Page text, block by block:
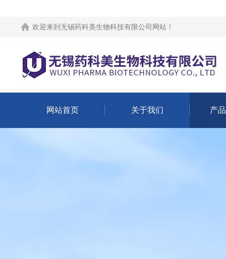
欢迎来到 无锡药科美生物科技有限公司网站 ！
网站首页 关于我们 产